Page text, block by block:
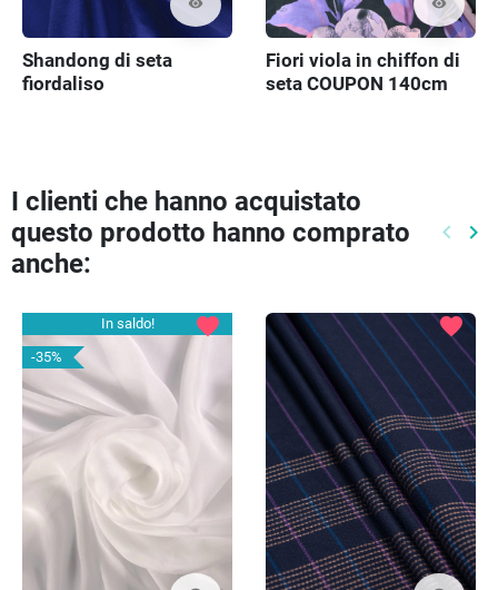
Shandong di seta
fiordaliso
Fiori viola in chiffon di
seta COUPON 140cm
I clienti che hanno acquistato
questo prodotto hanno comprato
anche:
keyboard_arrow_left keyboard_arrow_right
In saldo!
-35%
favorite favorite